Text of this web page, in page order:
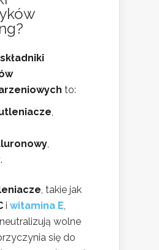
to:
.
, takie jak
i witamina E
wolne
się do